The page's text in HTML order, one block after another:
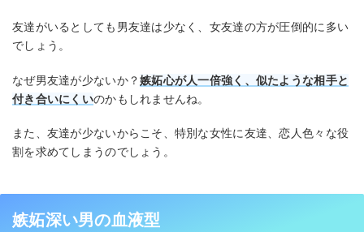
友達がいるとしても男友達は少なく、女友達の方が圧倒的に多い
でしょう。
なぜ男友達が少ないか？嫉妬心が人一倍強く、似たような相手と
付き合いにくいのかもしれませんね。
また、友達が少ないからこそ、特別な女性に友達、恋人色々な役
割を求めてしまうのでしょう。
嫉妬深い男の血液型